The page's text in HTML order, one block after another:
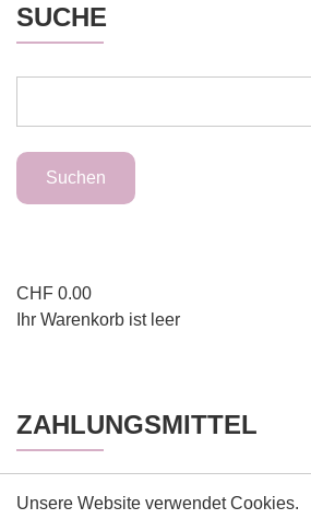
SUCHE
CHF 0.00
Ihr Warenkorb ist leer
ZAHLUNGSMITTEL
Unsere Website verwendet Cookies.